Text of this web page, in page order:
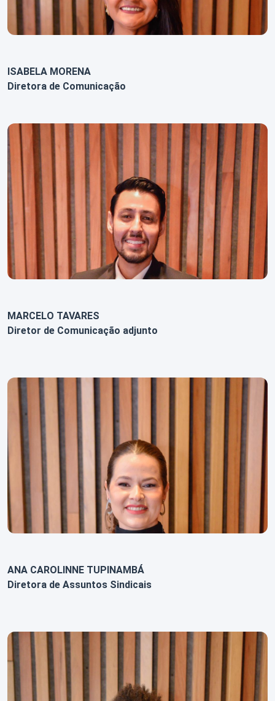
ISABELA MORENA
Diretora de Comunicação
MARCELO TAVARES
Diretor de Comunicação adjunto
ANA CAROLINNE TUPINAMBÁ
Diretora de Assuntos Sindicais